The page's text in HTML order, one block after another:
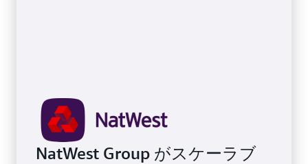
NatWest Group がスケーラブ